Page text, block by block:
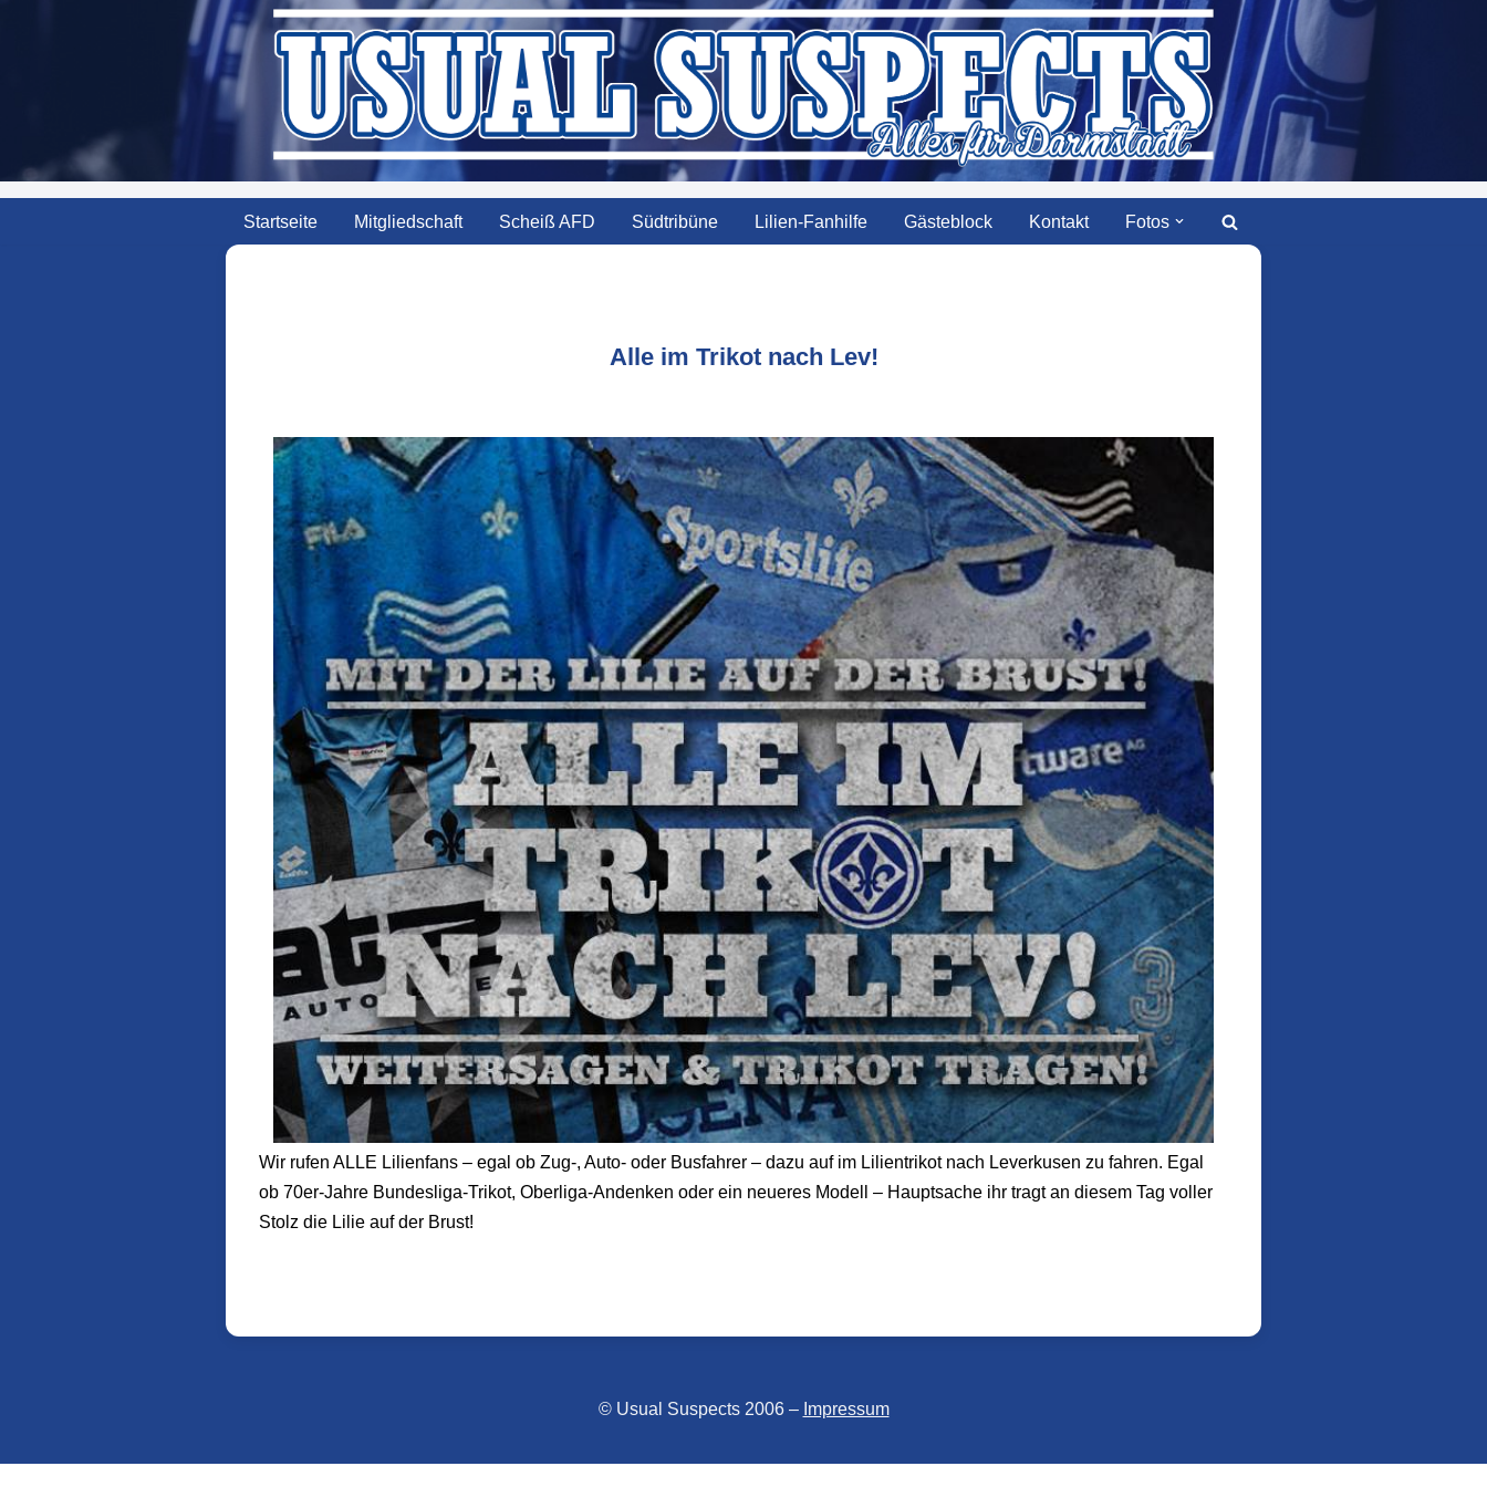
Startseite Mitgliedschaft Scheiß AFD Südtribüne Lilien-Fanhilfe Gästeblock Kontakt Fotos
Alle im Trikot nach Lev!
Wir rufen ALLE Lilienfans – egal ob Zug-, Auto- oder Busfahrer – dazu auf im Lilientrikot nach Leverkusen zu fahren. Egal
ob 70er-Jahre Bundesliga-Trikot, Oberliga-Andenken oder ein neueres Modell – Hauptsache ihr tragt an diesem Tag voller
Stolz die Lilie auf der Brust!
© Usual Suspects 2006 – Impressum